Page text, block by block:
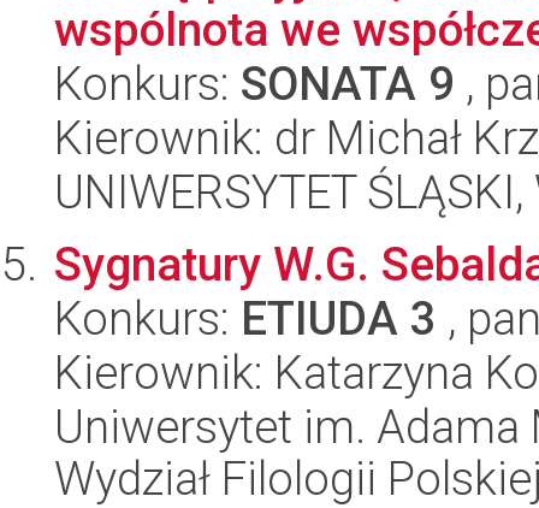
wspólnota we
Konkurs: SONATA 9 ,
Kierownik: dr Michał
UNIWERSYTET
Sygnatury W.G.
Konkurs: ETIUDA 3 ,
Kierownik: Katarzyna
Uniwersytet im.
Wydział Filologii